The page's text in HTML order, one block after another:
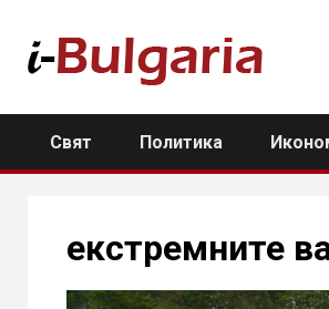
content
Свят Политика
екстремните